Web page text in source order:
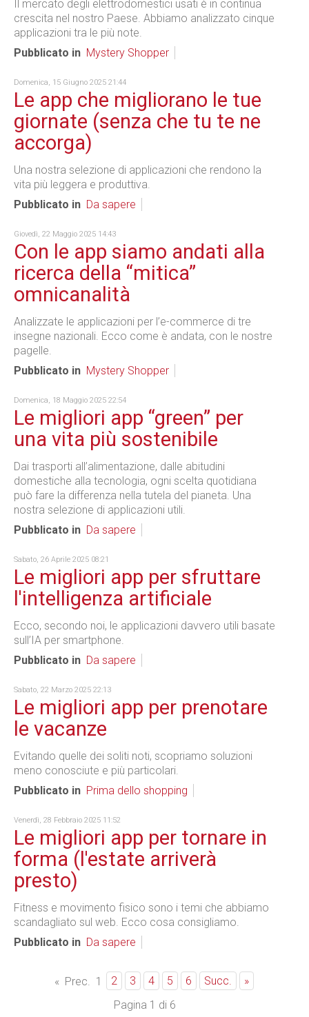
Il mercato degli elettrodomestici usati è in continua
crescita nel nostro Paese. Abbiamo analizzato cinque
applicazioni tra le più note.
Pubblicato in Mystery Shopper
Domenica, 15 Giugno 2025 21:44
Le app che migliorano le tue
giornate (senza che tu te ne
accorga)
Una nostra selezione di applicazioni che rendono la
vita più leggera e produttiva.
Pubblicato in Da sapere
Giovedì, 22 Maggio 2025 14:43
Con le app siamo andati alla
ricerca della “mitica”
omnicanalità
Analizzate le applicazioni per l’e-commerce di tre
insegne nazionali. Ecco come è andata, con le nostre
pagelle.
Pubblicato in Mystery Shopper
Domenica, 18 Maggio 2025 22:54
Le migliori app “green” per
una vita più sostenibile
Dai trasporti all’alimentazione, dalle abitudini
domestiche alla tecnologia, ogni scelta quotidiana
può fare la differenza nella tutela del pianeta. Una
nostra selezione di applicazioni utili.
Pubblicato in Da sapere
Sabato, 26 Aprile 2025 08:21
Le migliori app per sfruttare
l'intelligenza artificiale
Ecco, secondo noi, le applicazioni davvero utili basate
sull’IA per smartphone.
Pubblicato in Da sapere
Sabato, 22 Marzo 2025 22:13
Le migliori app per prenotare
le vacanze
Evitando quelle dei soliti noti, scopriamo soluzioni
meno conosciute e più particolari.
Pubblicato in Prima dello shopping
Venerdì, 28 Febbraio 2025 11:52
Le migliori app per tornare in
forma (l'estate arriverà
presto)
Fitness e movimento fisico sono i temi che abbiamo
scandagliato sul web. Ecco cosa consigliamo.
Pubblicato in Da sapere
« Prec. 1 2 3 4 5 6 Succ.
»
Pagina 1 di 6